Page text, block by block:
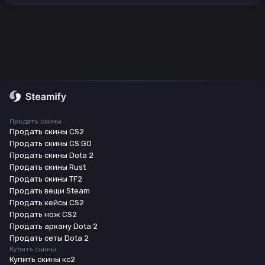
Продать скины
Продать скины CS2
Продать скины CS:GO
Продать скины Dota 2
Продать скины Rust
Продать скины TF2
Продать вещи Steam
Продать кейсы CS2
Продать нож CS2
Продать аркану Dota 2
Продать сеты Dota 2
Купить скины
Купить скины кс2